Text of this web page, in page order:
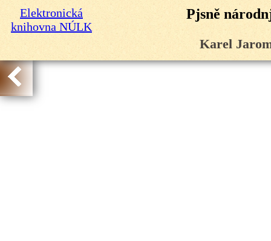
Elektronická
knihovna NÚLK
Pjsně
Karel